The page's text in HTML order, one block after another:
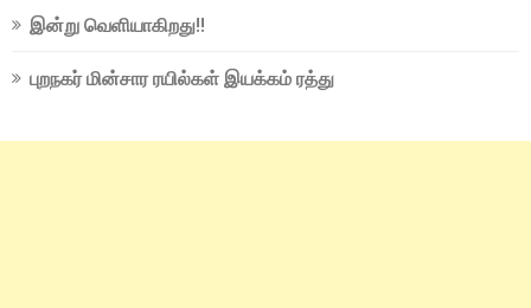
இன்று வெளியாகிறது!!
புறநகர் மின்சார ரயில்கள் இயக்கம் ரத்து